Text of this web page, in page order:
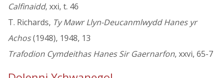
Calfinaidd, xxi, t. 46
T. Richards, Ty Mawr Llyn-Deucanmlwydd Hanes yr
Achos(1948), 1948, 13
Trafodion Cymdeithas Hanes Sir Gaernarfon, xxvi, 65-7